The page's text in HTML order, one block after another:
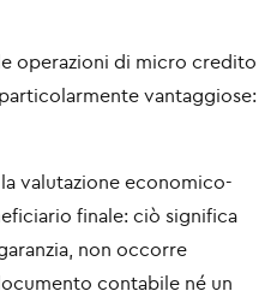
operazioni di micro credito
vantaggiose:
valutazione economico-
finale: ciò significa
non occorre
contabile né un